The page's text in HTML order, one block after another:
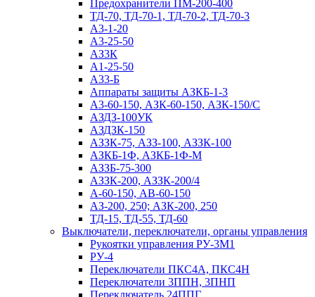
Предохранители ПМ-200-400
ТД-70, ТД-70-1, ТД-70-2, ТД-70-3
А3-1-20
А3-25-50
АЗ3К
А1-25-50
А33-Б
Аппараты защиты АЗКБ-1-3
А3-60-150, АЗК-60-150, АЗК-150/С
АЗДЗ-100УК
АЗДЗК-150
АЗЗК-75, АЗЗ-100, АЗЗК-100
АЗКБ-1Ф, АЗКБ-1Ф-М
АЗЗБ-75-300
АЗЗК-200, АЗЗК-200/4
А-60-150, АВ-60-150
АЗ-200, 250; АЗК-200, 250
ТД-15, ТД-55, ТД-60
Выключатели, переключатели, органы управления
Рукоятки управления РУ-3М1
РУ-4
Переключатели ПКС4А, ПКС4Н
Переключатели 3ППН, 3ПНП